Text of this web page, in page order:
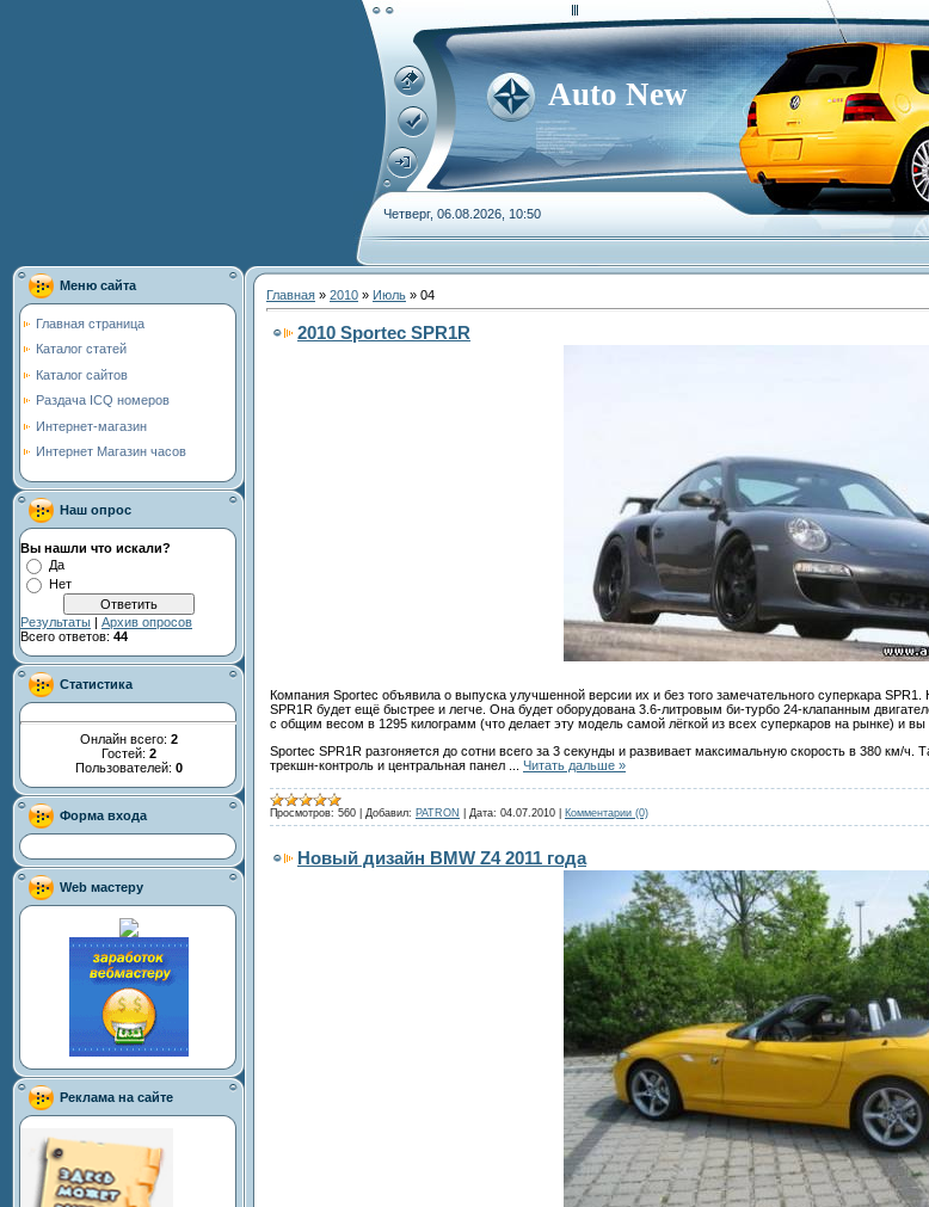
Auto New
Четверг, 06.08.2026, 10:50
Меню сайта
Главная страница
Каталог статей
Каталог сайтов
Раздача ICQ номеров
Интернет-магазин
Интернет Магазин часов
Наш опрос
Вы нашли что искали?
Да
Нет
Результаты | Архив опросов
Всего ответов: 44
Статистика
Онлайн всего: 2
Гостей: 2
Пользователей: 0
Форма входа
Web мастеру
Реклама на сайте
Главная » 2010 » Июль » 04
2010 Sportec SPR1R
Компания Sportec объявила о выпуска улучшенной версии их и без того замечательного суперкара
SPR1R будет ещё быстрее и легче. Она будет оборудована 3.6-литровым би-турбо 24-клапанным
с общим весом в 1295 килограмм (что делает эту модель самой лёгкой из всех суперкаров на рынке) и
Sportec SPR1R разгоняется до сотни всего за 3 секунды и развивает максимальную скорость в 380 км/ч.
трекшн-контроль и центральная панел
Читать дальше »
Просмотров: 560 Добавил: PATRON Дата: 04.07.2010 Комментарии (0)
Новый дизайн BMW Z4 2011 года